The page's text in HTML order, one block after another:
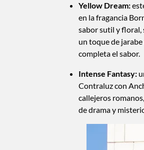
Yellow Dream:
en la fragancia
sabor sutil y floral,
un toque de
completa el sabor.
Intense Fantasy:
Contraluz con
callejeros
de drama y